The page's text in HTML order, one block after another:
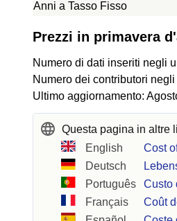
Anni a Tasso Fisso
Prezzi in primavera
Numero di dati inseriti negli
Numero dei contributori
Ultimo aggiornamento:
Questa pagina in altre
English
Cost
Deutsch
Português
Custo
Français
Coût